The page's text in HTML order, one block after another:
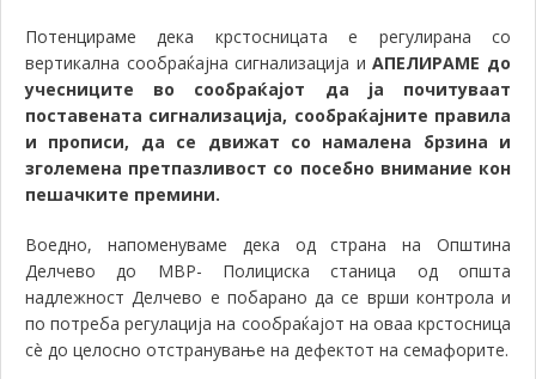
Потенцираме дека крстосницата е регулирана со
вертикална сообраќајна сигнализација иАПЕЛИРАМЕ до
учесниците во сообраќајот да ја почитуваат
поставената сигнализација, сообраќајните правила
и прописи, да се движат со намалена брзина и
зголемена претпазливост со посебно внимание кон
пешачките премини.
Воедно, напоменуваме дека од страна на Општина
Делчево до МВР- Полициска станица од општа
надлежност Делчево е побарано да се врши контрола и
по потреба регулација на сообраќајот на оваа крстосница
сè до целосно отстранување на дефектот на семафорите.